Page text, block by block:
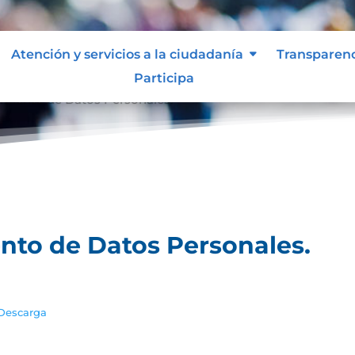
Atención y servicios a la ciudadanía
Participa
de Datos Personales.
de Datos Personales.